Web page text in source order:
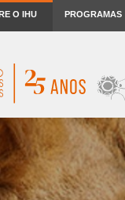
O IHU PROGRAMAS